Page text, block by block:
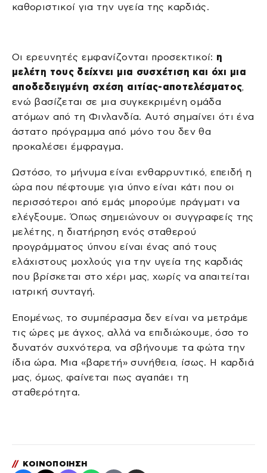
καθοριστικοί για την υγεία της καρδιάς.
Οι ερευνητές εμφανίζονται προσεκτικοί: η
μελέτη τους δείχνει μια συσχέτιση και όχι μια
αποδεδειγμένη σχέση αιτίας-αποτελέσματος,
ενώ βασίζεται σε μια συγκεκριμένη ομάδα
ατόμων από τη Φινλανδία. Αυτό σημαίνει ότι ένα
άστατο πρόγραμμα από μόνο του δεν θα
προκαλέσει έμφραγμα.
Ωστόσο, το μήνυμα είναι ενθαρρυντικό, επειδή η
ώρα που πέφτουμε για ύπνο είναι κάτι που οι
περισσότεροι από εμάς μπορούμε πράγματι να
ελέγξουμε. Όπως σημειώνουν οι συγγραφείς της
μελέτης, η διατήρηση ενός σταθερού
προγράμματος ύπνου είναι ένας από τους
ελάχιστους μοχλούς για την υγεία της καρδιάς
που βρίσκεται στο χέρι μας, χωρίς να απαιτείται
ιατρική συνταγή.
Επομένως, το συμπέρασμα δεν είναι να μετράμε
τις ώρες με άγχος, αλλά να επιδιώκουμε, όσο το
δυνατόν συχνότερα, να σβήνουμε τα φώτα την
ίδια ώρα. Μια «βαρετή» συνήθεια, ίσως. Η καρδιά
μας, όμως, φαίνεται πως αγαπάει τη
σταθερότητα.
// ΚΟΙΝΟΠΟΙΗΣΗ